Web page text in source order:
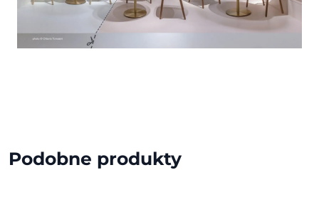
Podobne produkty